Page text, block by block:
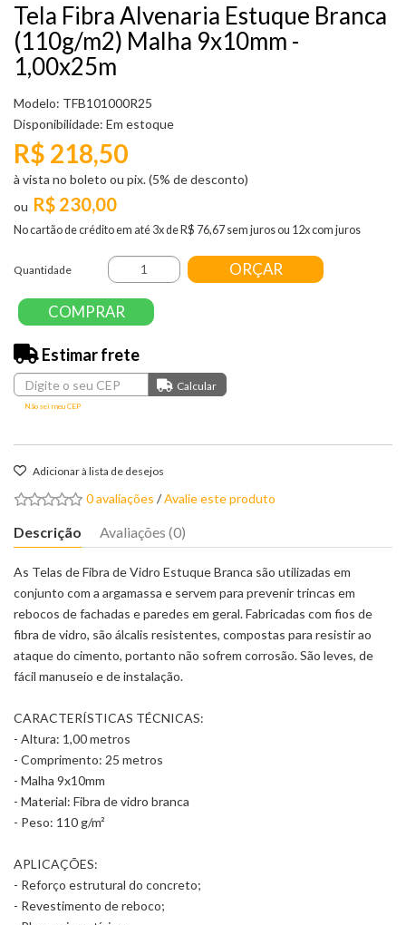
Tela Fibra Alvenaria Estuque Branca
(110g/m2) Malha 9x10mm -
1,00x25m
Modelo: TFB101000R25
Disponibilidade: Em estoque
R$ 230,00
No cartão de crédito em até 3x de R$ 76,67 sem juros ou 12x com juros
R$ 218,50
à vista no boleto ou pix. (5% de desconto)
Quantidade ORÇAR
COMPRAR
Estimar frete
Não sei meu CEP
Adicionar à lista de desejos
0 avaliações /Avalie este produto
Descrição Avaliações (0)
As Telas de Fibra de Vidro Estuque Branca são utilizadas em
conjunto com a argamassa e servem para prevenir trincas em
rebocos de fachadas e paredes em geral. Fabricadas com fios de
fibra de vidro, são álcalis resistentes, compostas para resistir ao
ataque do cimento, portanto não sofrem corrosão. São leves, de
fácil manuseio e de instalação.
CARACTERÍSTICAS TÉCNICAS:
- Altura: 1,00 metros
- Comprimento: 25 metros
- Malha 9x10mm
- Material: Fibra de vidro branca
- Peso: 110 g/m²
APLICAÇÕES:
- Reforço estrutural do concreto;
- Revestimento de reboco;